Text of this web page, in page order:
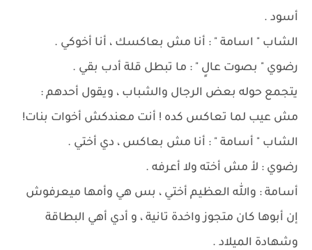
أسود .
الشاب " اسامة " : أنا مش بعاكسك ، أنا أخوكي .
رضوي " بصوت عالٍ " : ما تبطل قلة أدب بقي .
يتجمع حوله بعض الرجال والشباب ، ويقول أحدهم :
مش عيب لما تعاكس كده ! أنت معندكش أخوات بنات!
الشاب " أسامة " : أنا مش بعاكس ، دي أختي .
رضوي : لأ مش أخته ولا أعرفه .
أسامة : والله العظيم أختي ، بس هي وأمها ميعرفوش
إن أبوها كان متجوز واخدة تانية ، و أدي أهي البطاقة
وشهادة الميلاد .